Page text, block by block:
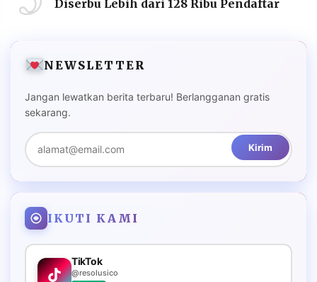
Diserbu Lebih dari 128 Ribu Pendaftar
NEWSLETTER
Jangan lewatkan berita terbaru! Berlangganan gratis
sekarang.
Kirim
IKUTI KAMI
TikTok
@resolusico